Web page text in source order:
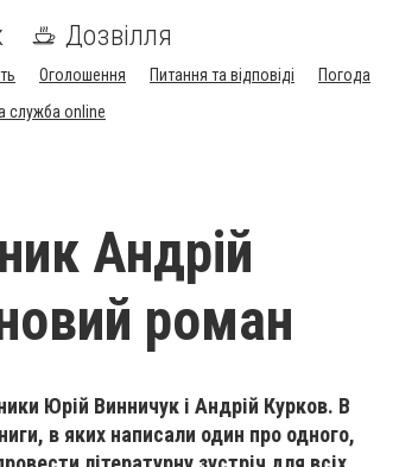
Дозвілля
Оголошення Питання та відповіді
Погода
служба online
Андрій
роман
Юрій Винничук і Андрій Курков. В
в яких написали один про одного,